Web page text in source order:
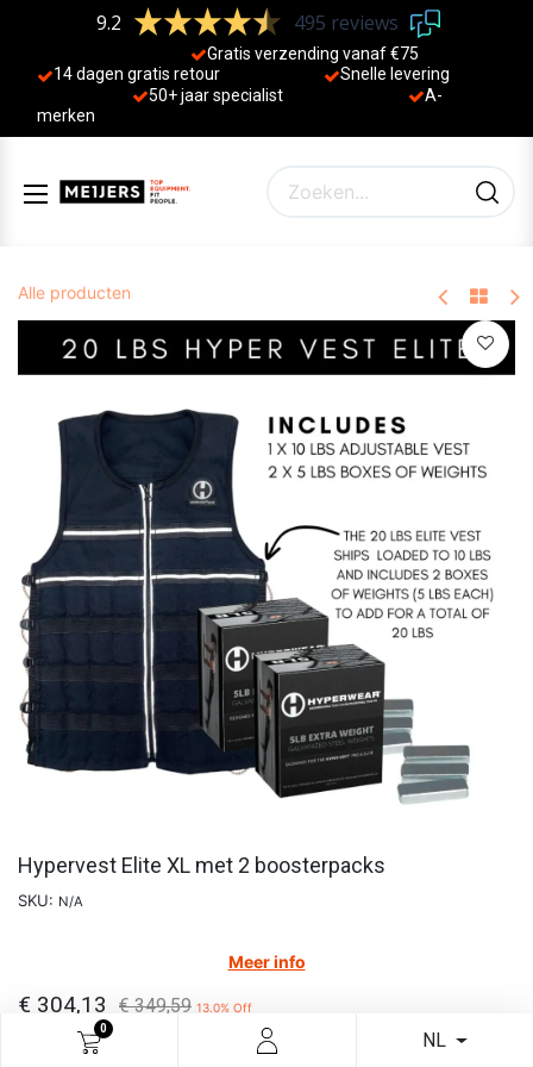
0
NL
9.2 495 reviews
Gratis verzending vanaf €75
14 dagen gratis retour
Sne lle levering
50+ jaar specialist
A-
merken
Alle producten
Hypervest Elite XL met 2 boosterpacks
SKU: N/A
Meer info
€ 304,13 €349,59 13.0% Off